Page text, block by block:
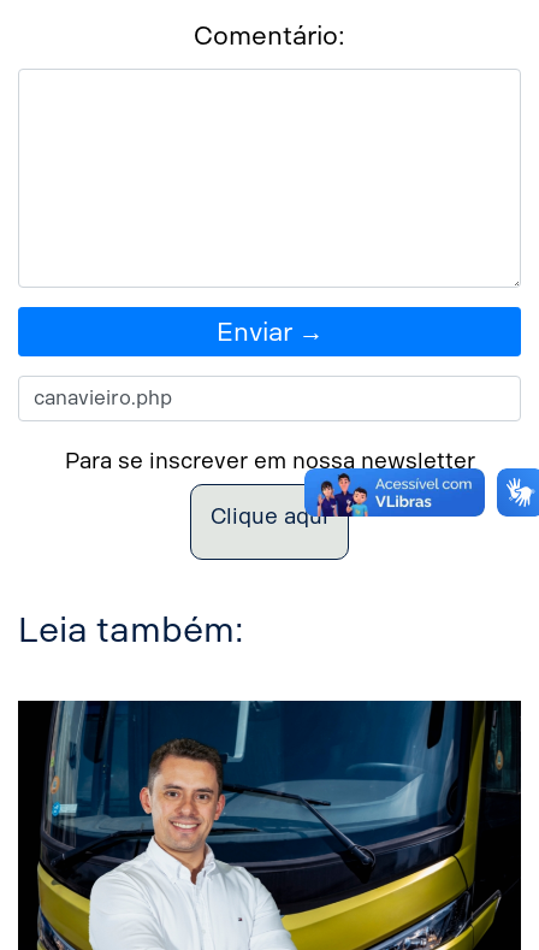
Comentário:
Enviar →
Para se inscrever em nossa newsletter
Clique aqui
Leia também: